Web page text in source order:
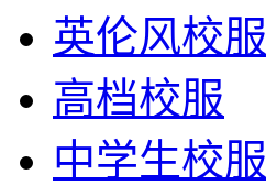
英伦风校服
高档校服
中学生校服